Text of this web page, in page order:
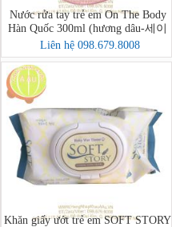
Nước rửa tay trẻ em On The Body
Hàn Quốc 300ml (hương dâu-세이
프핸드솝)
Liên hệ 098.679.8008
Khăn giấy ướt trẻ em SOFT STORY